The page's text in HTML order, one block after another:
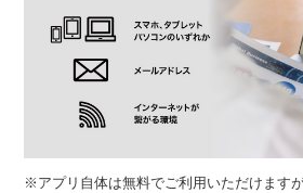
※アプリ自体は無料でご利用いただけます